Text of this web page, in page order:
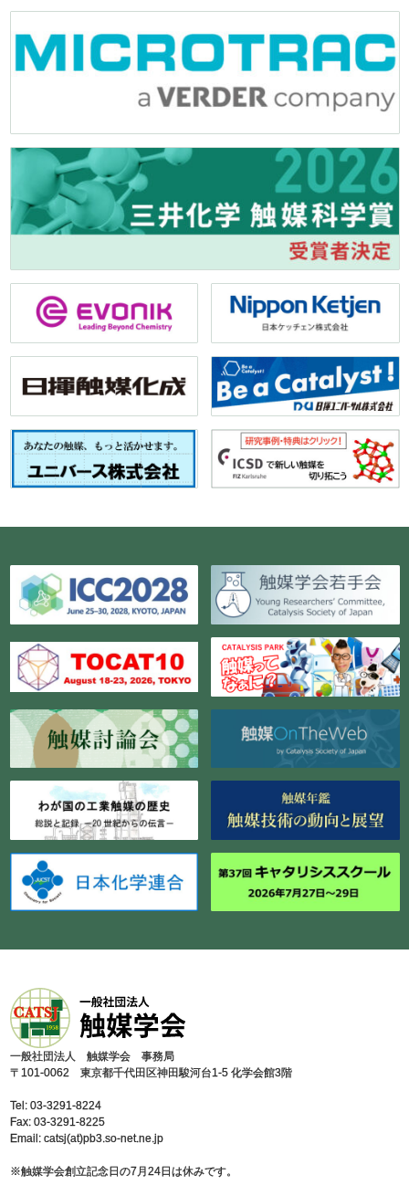
⼀般社団法⼈ 触媒学会 事務局
〒101-0062 東京都千代⽥区神⽥駿河台1-5 化学会館3階
Tel: 03-3291-8224
Fax: 03-3291-8225
Email: catsj(at)pb3.so-net.ne.jp
※触媒学会創⽴記念⽇の7⽉24⽇は休みです。